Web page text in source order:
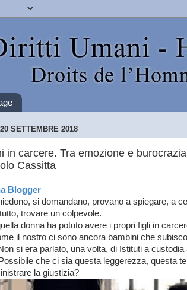
SETTEMBRE 2018
in carcere. Tra emozione e
Cassitta
Blogger
si domandano, provano a spiegare, a
trovare un colpevole.
donna ha potuto avere i propri figli in
il nostro ci sono ancora bambini che
si era parlato, una volta, di Istituti a custodia
che ci sia questa leggerezza, questa
la giustizia?